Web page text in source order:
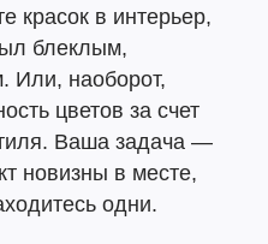
красок в интерьер,
блеклым,
Или, наоборот,
цветов за счет
Ваша задача —
новизны в месте,
одни.